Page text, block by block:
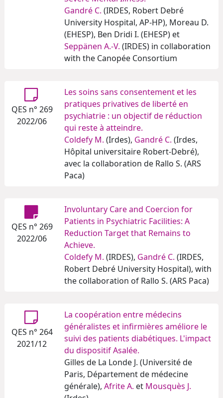
Gandré C. (IRDES, Robert Debré
University Hospital, AP-HP), Moreau D.
(EHESP), Ben Dridi I. (EHESP) et
Seppänen A.-V. (IRDES) in collaboration
with the Canopée Consortium
QES n° 269
2022/06
Les soins sans consentement et les
pratiques privatives de liberté en
psychiatrie : un objectif de réduction
qui reste à atteindre.
Coldefy M. (Irdes), Gandré C. (Irdes,
Hôpital universitaire Robert-Debré),
avec la collaboration de Rallo S. (ARS
Paca)
QES n° 269
2022/06
Involuntary Care and Coercion for
Patients in Psychiatric Facilities: A
Reduction Target that Remains to
Achieve.
Coldefy M. (IRDES), Gandré C. (IRDES,
Robert Debré University Hospital), with
the collaboration of Rallo S. (ARS Paca)
QES n° 264
2021/12
La coopération entre médecins
généralistes et infirmières améliore le
suivi des patients diabétiques. L'impact
du dispositif Asalée.
Gilles de La Londe J. (Université de
Paris, Département de médecine
générale), Afrite A. et Mousquès J.